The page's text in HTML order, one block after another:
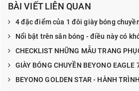
BÀI VIẾT LIÊN QUAN
4 đặc điểm của 1 đôi giày bóng
Nổi bật trên sân bóng - điều này có
CHECKLIST NHỮNG MẪU TRANG
GIÀY BÓNG CHUYỀN BEYONO EAGLE
BEYONO GOLDEN STAR - HÀNH